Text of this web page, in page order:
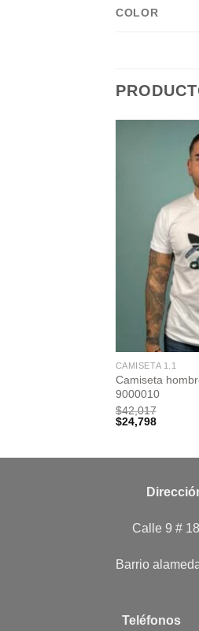
COLOR
CAMISETA 1.1
Camiseta
9000010
$42,017
$24,798
Calle 9 #
Barrio
Teléfonos